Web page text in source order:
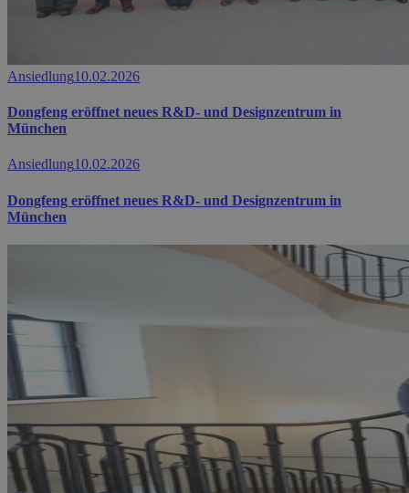
Ansiedlung10.02.2026
Dongfeng eröffnet neues R&D- und Designzentrum in
München
Ansiedlung10.02.2026
Dongfeng eröffnet neues R&D- und Designzentrum in
München